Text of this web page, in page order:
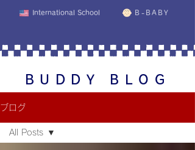
International School B-BABY
BUDDY BLOG
ブログ
All Posts